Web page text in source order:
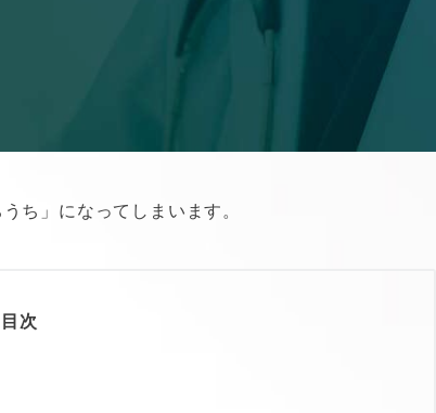
ち」になってしまいます。
目次